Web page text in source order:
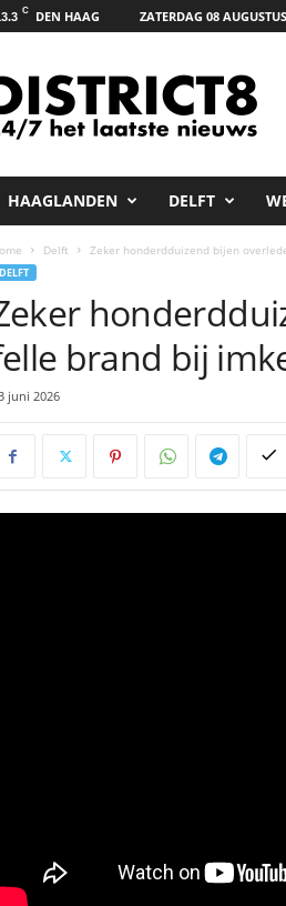
C DEN HAAG ZATERDAG 08
HAAGLANDEN DELFT
Delft Zeker honderdduizend bijen
DELFT
brand bij
juni 2026